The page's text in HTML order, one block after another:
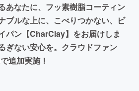
あなたに、フッ素樹脂コーティン
ブルな上に、こべりつかない、ビ
パン【CharClay】をお届けしま
ぎない安心を。クラウドファン
追加実施！